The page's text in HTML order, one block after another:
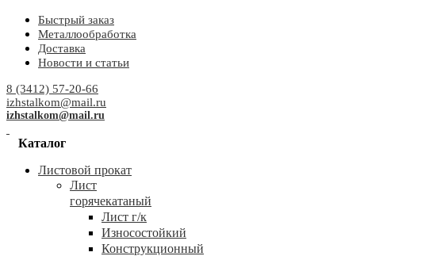
Быстрый заказ
Металлообработка
Доставка
Новости и статьи
8 (3412) 57-20-66
izhstalkom@mail.ru
izhstalkom@mail.ru
Каталог
Листовой прокат
Лист
горячекатаный
Лист г/к
Износостойкий
Конструкционный